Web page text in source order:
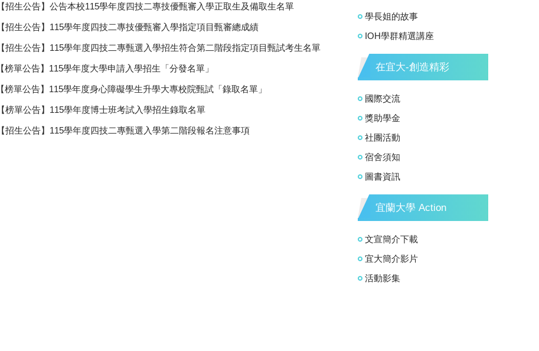
【招生公告】公告本校115學年度四技二專技優甄審入學正取生及備取生名單
【招生公告】115學年度四技二專技優甄審入學指定項目甄審總成績
【招生公告】115學年度四技二專甄選入學招生符合第二階段指定項目甄試考生名單
【榜單公告】115學年度大學申請入學招生「分發名單」
【榜單公告】115學年度身心障礙學生升學大專校院甄試「錄取名單」
【榜單公告】115學年度博士班考試入學招生錄取名單
【招生公告】115學年度四技二專甄選入學第二階段報名注意事項
學長姐的故事
IOH學群精選講座
在宜大-創造精彩
國際交流
獎助學金
社團活動
宿舍須知
圖書資訊
宜蘭大學 Action
文宣簡介下載
宜大簡介影片
活動影集